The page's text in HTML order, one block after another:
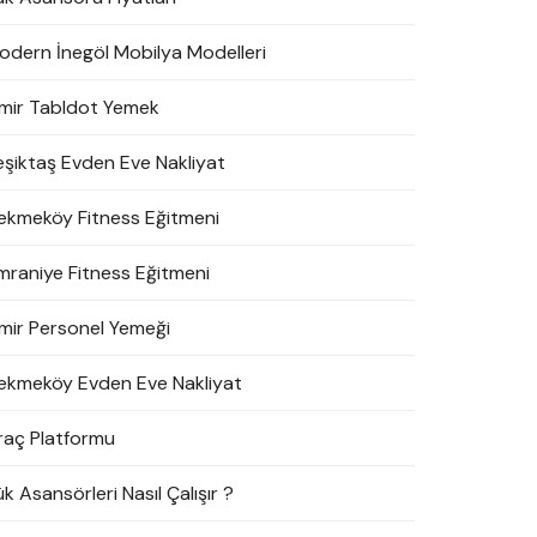
İnegöl Mobilya Modelleri
Tabldot Yemek
Evden Eve Nakliyat
Fitness Eğitmeni
Fitness Eğitmeni
Personel Yemeği
Evden Eve Nakliyat
Platformu
Asansörleri Nasıl Çalışır ?